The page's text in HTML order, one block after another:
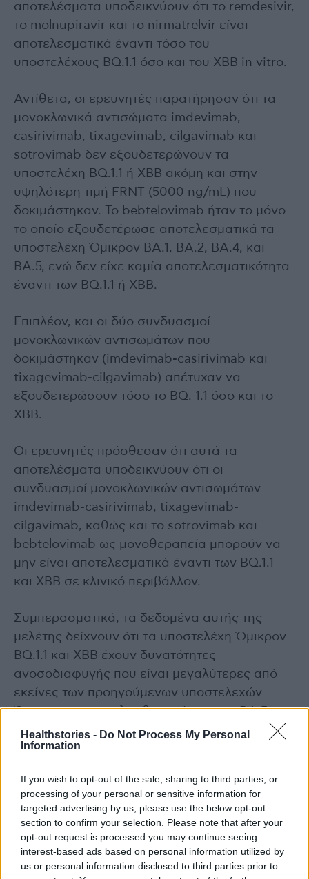
Healthstories - Do Not Process My Personal
Information
If you wish to opt-out of the sale, sharing to third parties, or
processing of your personal or sensitive information for
targeted advertising by us, please use the below opt-out
section to confirm your selection. Please note that after your
opt-out request is processed you may continue seeing
interest-based ads based on personal information utilized by
us or personal information disclosed to third parties prior to
αποτελέσματα υποδεικνύουν ότι το remdesivir,
το molnupiravir και το nirmatrelvir είναι
αποτελεσματικά έναντι τόσο του
υποστελέχους BQ.1.1 όσο και του XBB in vitro.
Αντίθετα, οι ερευνητές παρατήρησαν ότι τα
μονοκλωνικά αντισώματα imdevimab,
casirivimab, tixagevimab, cilgavimab και
sotrovimab δεν εξουδετερώνουν τα
υποστελέχη BQ.1.1 ή XBB ακόμη και στην
υψηλότερη τιμή FRNT (5000 ng/mL) που
δοκιμάστηκαν. Το bebtelovimab ήταν το μόνο
το οποίο εξουδετέρωσε αποτελεσματικά τα
υποστελέχη Όμικρον BA.1, BA.2, BA.4, και
BA.5, ενώ δεν είχε καμία αποτελεσματικότητα
έναντι των BQ.1.1 ή XBB.
Επιπλέον, και οι δύο συνδυασμοί
μονοκλωνικών αντισωμάτων που
δοκιμάστηκαν (imdevimab-casirivimab και
tixagevimab-cilgavimab) απέτυχαν να
εξουδετερώσουν τόσο το BQ. 1.1 όσο και το
XBB.
Οι ερευνητές πρόσθεσαν ότι αυτά τα
αποτελέσματα υποδεικνύουν ότι οι
συνδυασμοί μονοκλωνικών αντισωμάτων
imdevimab-casirivimab, tixagevimab-
cilgavimab, καθώς και το sotrovimab και
bebtelovimab ως μονοθεραπεία μπορούν να
μην είναι αποτελεσματικά έναντι των BQ.1.1
και XBB σε κλινικό περιβάλλον.
Συμπερασματικά, τα δεδομένα αυτής της
μελέτης δείχνουν ότι τα υποστελέχη Όμικρον
BQ.1.1 και XBB έχουν δυνατότητες
ανοσοδιαφυγής που είναι μεγαλύτερες από
εκείνες των προηγούμενων υποστελεχών
Όμικρον, συμπεριλαμβανομένων των BA.5 και
BA.2.
Όμικρον υπογραμμίζουν την ανάγκη για
ανάπτυξη νεότερων θεραπευτικών
μονοκλωνικών αντισωμάτων έναντι του SARS-
CoV-2.